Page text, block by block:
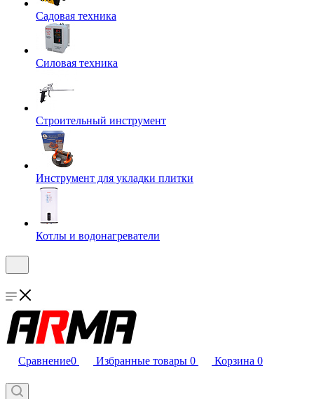
Садовая техника
Силовая техника
Строительный инструмент
Инструмент для укладки плитки
Котлы и водонагреватели
Сравнение0 Избранные товары 0 Корзина 0